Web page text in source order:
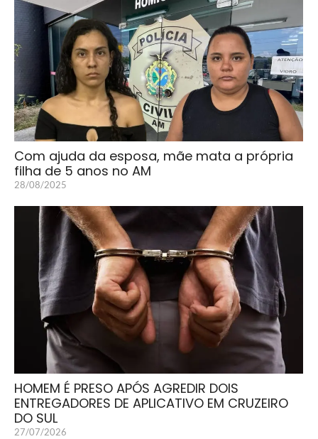
Com ajuda da esposa, mãe mata a própria
filha de 5 anos no AM
28/08/2025
HOMEM É PRESO APÓS AGREDIR DOIS
ENTREGADORES DE APLICATIVO EM CRUZEIRO
DO SUL
27/07/2026